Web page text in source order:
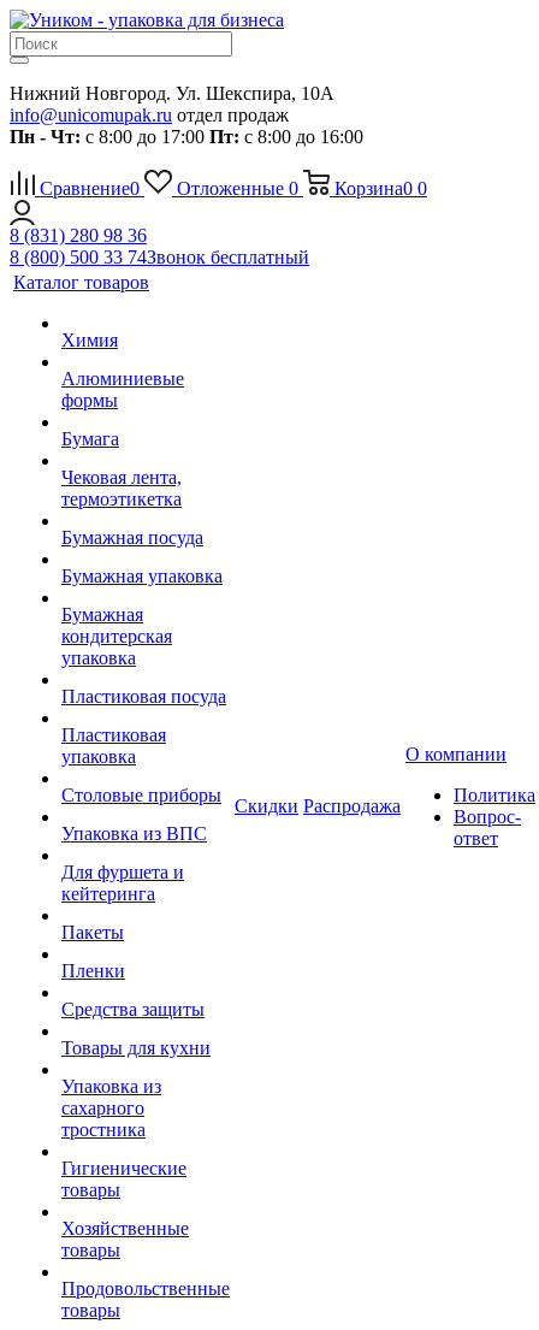
Нижний Новгород. Ул. Шекспира, 10А
info@unicomupak.ru отдел продаж
Пн - Чт: с 8:00 до 17:00 Пт: с 8:00 до 16:00
Сравнение0 Отложенные 0 Корзина0 0
8 (831) 280 98 36
8 (800) 500 33 74Звонок бесплатный
Каталог товаров
Химия
Алюминиевые
формы
Бумага
Чековая лента,
термоэтикетка
Бумажная посуда
Бумажная упаковка
Бумажная
кондитерская
упаковка
Пластиковая посуда
Пластиковая
упаковка
Столовые приборы
Упаковка из ВПС
Для фуршета и
кейтеринга
Пакеты
Пленки
Средства защиты
Товары для кухни
Упаковка из
сахарного
тростника
Гигиенические
товары
Хозяйственные
товары
Продовольственные
товары
Скидки Распродажа
О компании
Политика
Вопрос-
ответ